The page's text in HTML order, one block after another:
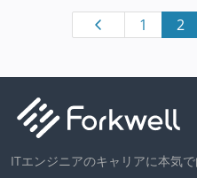
1 2
ITエンジニアのキャリアに本気